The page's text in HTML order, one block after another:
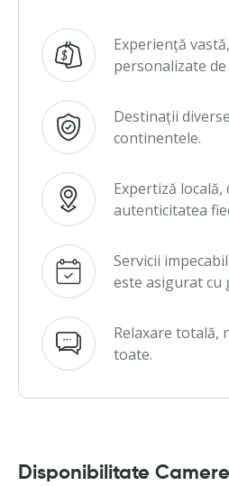
Experiență
personalizate
Destinații
continentele.
Expertiză locală,
autenticitatea
Servicii
este asigurat cu
Relaxare totală,
toate.
Disponibilitate Camere